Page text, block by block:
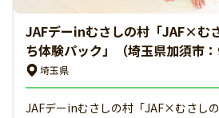
JAFデーinむさしの村「JAF×む
ち体験パック」（埼玉県加須市：
埼玉県
JAFデーinむさしの村「JAF×むさし